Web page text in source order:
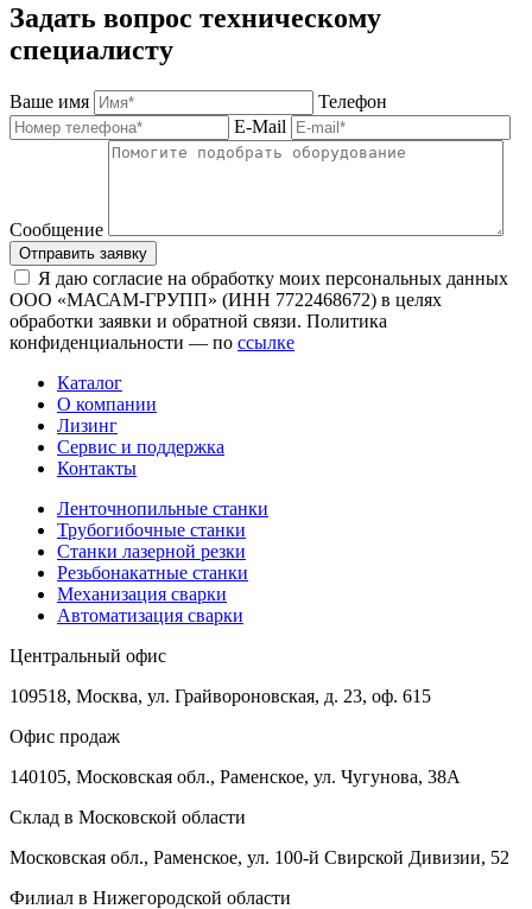
Задать вопрос техническому
специалисту
Ваше имя
Телефон
E-Mail
Сообщение
Отправить заявку
Я даю согласие на обработку моих персональных данных
ООО «МАСАМ-ГРУПП» (ИНН 7722468672) в целях
обработки заявки и обратной связи. Политика
конфиденциальности — по ссылке
Каталог
О компании
Лизинг
Сервис и поддержка
Контакты
Ленточнопильные станки
Трубогибочные станки
Станки лазерной резки
Резьбонакатные станки
Механизация сварки
Автоматизация сварки
Центральный офис
109518, Москва, ул. Грайвороновская, д. 23, оф. 615
Офис продаж
140105, Московская обл., Раменское, ул. Чугунова, 38А
Склад в Московской области
Московская обл., Раменское, ул. 100-й Свирской Дивизии, 52
Филиал в Нижегородской области